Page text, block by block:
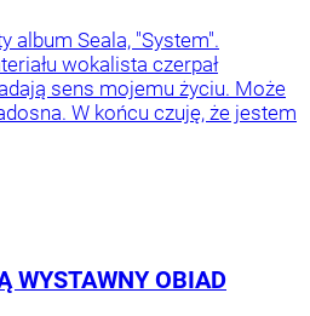
album Seala, "System".
wokalista czerpał
sens mojemu życiu. Może
W końcu czuję, że jestem
WYSTAWNY OBIAD